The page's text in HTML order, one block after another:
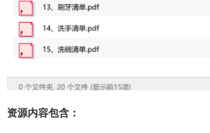
资源内容包含：